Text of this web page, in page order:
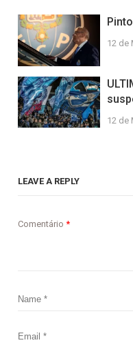
12 de
12 de
LEAVE A REPLY
Comentário*